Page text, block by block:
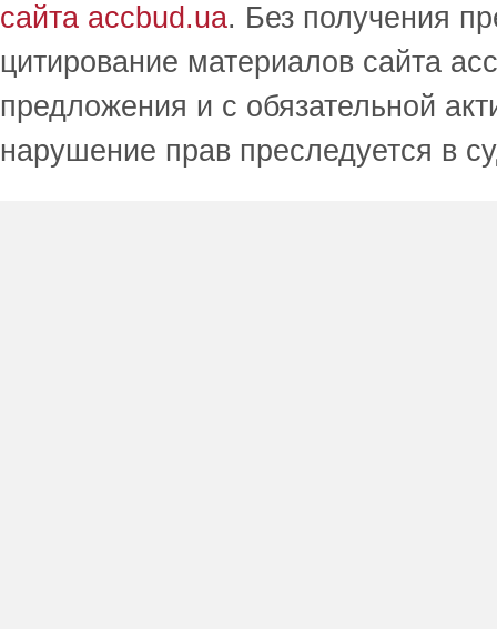
сайта accbud.ua. Без получения
цитирование материалов сайта
предложения и с обязательной
нарушение прав преследуется в